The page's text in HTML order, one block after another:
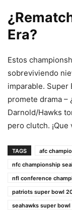
Era?
Estos
sobreviviendo
imparable. Super
promete drama –
Darnold/Hawks
pero clutch.
TAGS afc
nfc championship
nfl conference
patriots super bowl
seahawks super bowl